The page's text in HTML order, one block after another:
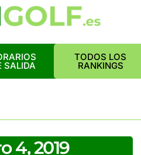
SALIDA
TODOS LOS
RANKINGS
4, 2019